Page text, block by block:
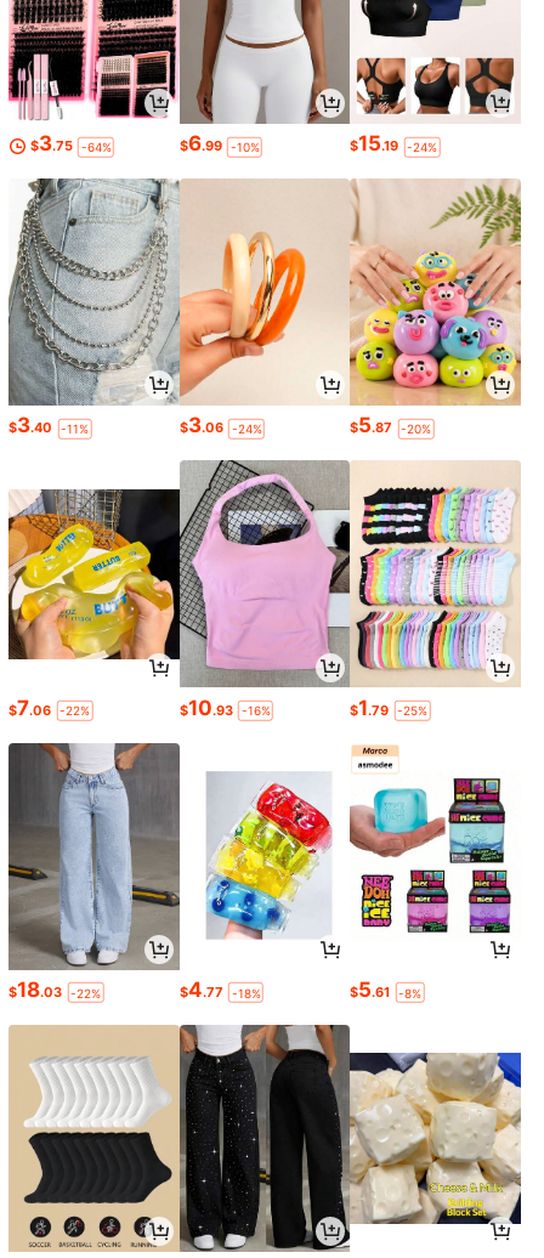
$3.75 -64% $6.99 -10% $15.19 -24%
$3.40 -11% $3.06 -24% $5.87 -20%
$7.06 -22% $10.93 -16% $1.79 -25%
$18.03 -22% $4.77 -18% $5.61 -8%